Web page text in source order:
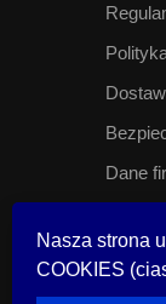
Dane
Nasza strona
COOKIES